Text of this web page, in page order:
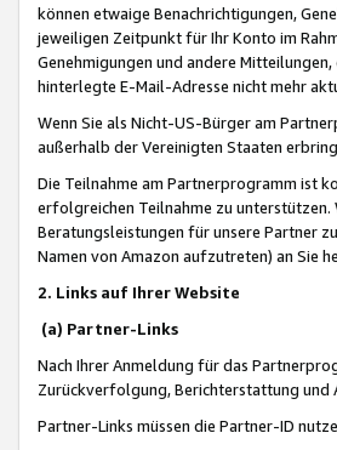
können etwaige Benachrichtigungen,
jeweiligen Zeitpunkt für Ihr Konto im
Genehmigungen und andere
hinterlegte E-Mail-Adresse nicht mehr
Wenn Sie als Nicht-US-Bürger am
außerhalb der Vereinigten Staaten
Die Teilnahme am Partnerprogramm ist
erfolgreichen Teilnahme zu
Beratungsleistungen für unsere Partner
Namen von Amazon aufzutreten) an Sie
2. Links auf Ihrer Website
(a) Partner-Links
Nach Ihrer Anmeldung für das
Zurückverfolgung, Berichterstattung und
Partner-Links müssen die Partner-ID